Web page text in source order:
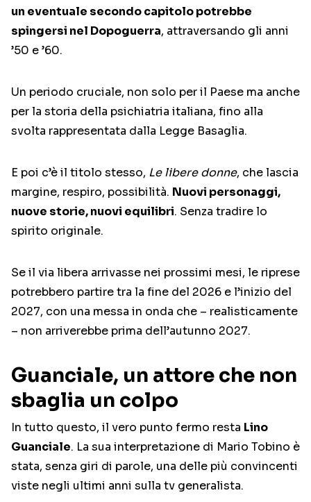
un eventuale secondo capitolo potrebbe
spingersi nel Dopoguerra, attraversando gli anni
’50 e ’60.
Un periodo cruciale, non solo per il Paese ma anche
per la storia della psichiatria italiana, fino alla
svolta rappresentata dalla Legge Basaglia.
E poi c’è il titolo stesso, Le libere donne, che lascia
margine, respiro, possibilità. Nuovi personaggi,
nuove storie, nuovi equilibri. Senza tradire lo
spirito originale.
Se il via libera arrivasse nei prossimi mesi, le riprese
potrebbero partire tra la fine del 2026 e l’inizio del
2027, con una messa in onda che – realisticamente
– non arriverebbe prima dell’autunno 2027.
Guanciale, un attore che non
sbaglia un colpo
In tutto questo, il vero punto fermo resta Lino
Guanciale. La sua interpretazione di Mario Tobino è
stata, senza giri di parole, una delle più convincenti
viste negli ultimi anni sulla tv generalista.